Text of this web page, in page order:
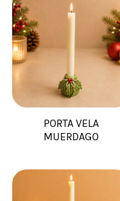
PORTA VELA
MUERDAGO